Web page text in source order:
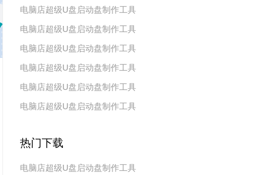
电脑店超级U盘启动盘制作工具
v7.5_2606
电脑店超级U盘启动盘制作工具
v7.5_2604
电脑店超级U盘启动盘制作工具
v7.5_2602
电脑店超级U盘启动盘制作工具
v7.5_2511
电脑店超级U盘启动盘制作工具
v7.5_2509
电脑店超级U盘启动盘制作工具
热门下载
电脑店超级U盘启动盘制作工具